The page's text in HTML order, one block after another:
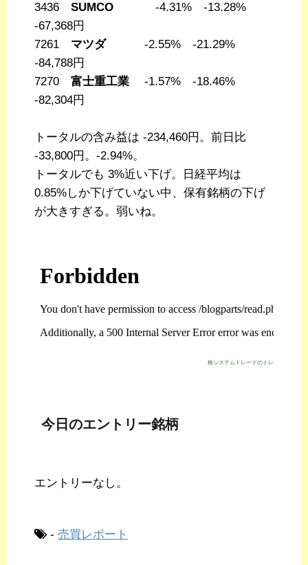
3436 SUMCO -4.31% -13.28%
-67,368円
7261 マツダ-2.55% -21.29%
-84,788円
7270 富士重工業 -1.57% -18.46%
-82,304円
トータルの含み益は -234,460円。前日比
-33,800円。-2.94%。
トータルでも 3%近い下げ。日経平均は
0.85%しか下げていない中、保有銘柄の下げ
が大きすぎる。弱いね。
株システムトレードのトレジスタ・ス
今日のエントリー銘柄
エントリーなし。
- 売買レポート